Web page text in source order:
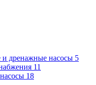
дренажные насосы 5
11
18